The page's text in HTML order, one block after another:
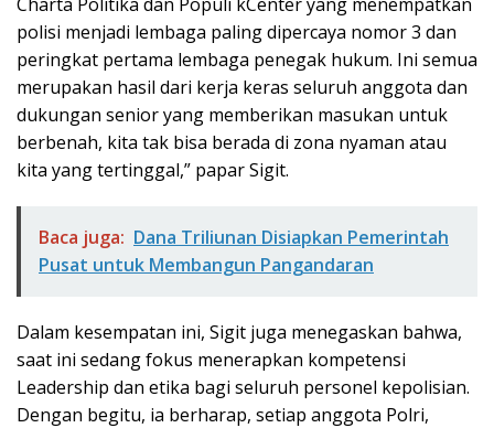
polisi menjadi lembaga paling dipercaya nomor 3 dan
peringkat pertama lembaga penegak hukum. Ini semua
merupakan hasil dari kerja keras seluruh anggota dan
dukungan senior yang memberikan masukan untuk
berbenah, kita tak bisa berada di zona nyaman atau
kita yang tertinggal,” papar Sigit.
Baca juga: Dana Triliunan Disiapkan Pemerintah
Pusat untuk Membangun Pangandaran
Dalam kesempatan ini, Sigit juga menegaskan bahwa,
saat ini sedang fokus menerapkan kompetensi
Leadership dan etika bagi seluruh personel kepolisian.
Dengan begitu, ia berharap, setiap anggota Polri,